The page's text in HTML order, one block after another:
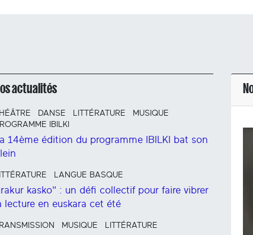
actualités
DANSE LITTÉRATURE
MUSIQUE
IBILKI
14ème édition du programme IBILKI bat son
LANGUE BASQUE
kasko" : un défi collectif pour faire vibrer
lecture en euskara cet été
MUSIQUE LITTÉRATURE